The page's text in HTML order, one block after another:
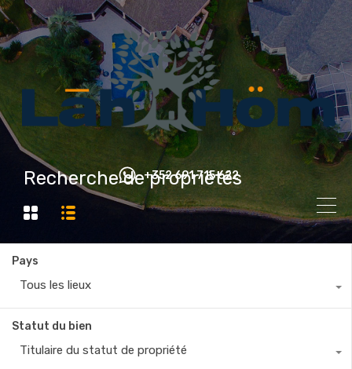
+352 691 715 622
Recherche de propriétés
Pays
Tous les lieux
Statut du bien
Titulaire du statut de propriété